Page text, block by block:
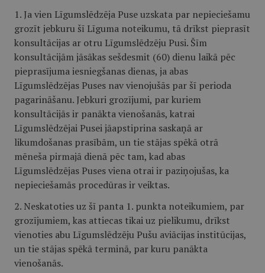
1. Ja vien Līgumslēdzēja Puse uzskata par nepieciešamu
grozīt jebkuru šī Līguma noteikumu, tā drīkst pieprasīt
konsultācijas ar otru Līgumslēdzēju Pusi. Šīm
konsultācijām jāsākas sešdesmit (60) dienu laikā pēc
pieprasījuma iesniegšanas dienas, ja abas
Līgumslēdzējas Puses nav vienojušās par šī perioda
pagarināšanu. Jebkuri grozījumi, par kuriem
konsultācijās ir panākta vienošanās, katrai
Līgumslēdzējai Pusei jāapstiprina saskaņā ar
likumdošanas prasībām, un tie stājas spēkā otrā
mēneša pirmajā dienā pēc tam, kad abas
Līgumslēdzējas Puses viena otrai ir paziņojušas, ka
nepieciešamās procedūras ir veiktas.
2. Neskatoties uz šī panta 1. punkta noteikumiem, par
grozījumiem, kas attiecas tikai uz pielikumu, drīkst
vienoties abu Līgumslēdzēju Pušu aviācijas institūcijas,
un tie stājas spēkā terminā, par kuru panākta
vienošanās.